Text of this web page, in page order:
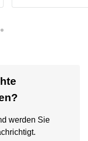
werden Sie